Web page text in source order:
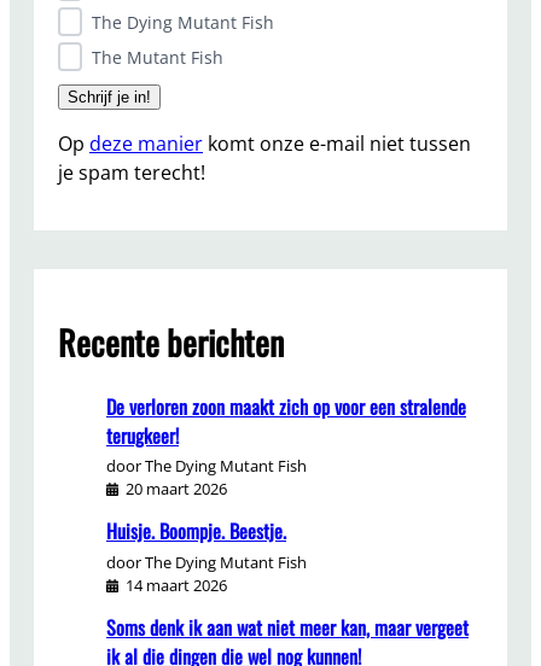
The Dying Mutant Fish
The Mutant Fish
Op deze manier komt onze e-mail niet tussen
je spam terecht!
Recente berichten
De verloren zoon maakt zich op voor een stralende
terugkeer!
door The Dying Mutant Fish
20 maart 2026
Huisje. Boompje. Beestje.
door The Dying Mutant Fish
14 maart 2026
Soms denk ik aan wat niet meer kan, maar vergeet
ik al die dingen die wel nog kunnen!